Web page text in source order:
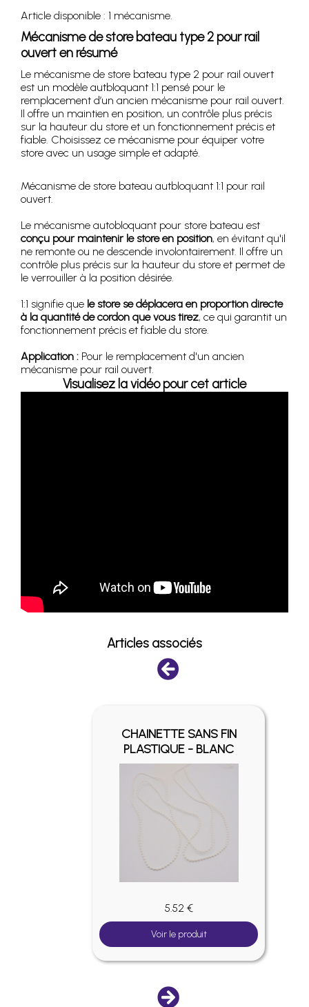
Article disponible : 1 mécanisme.
Mécanisme de store bateau type 2 pour rail
ouvert en résumé
Le mécanisme de store bateau type 2 pour rail ouvert
est un modèle autbloquant 1:1 pensé pour le
remplacement d’un ancien mécanisme pour rail ouvert.
Il offre un maintien en position, un contrôle plus précis
sur la hauteur du store et un fonctionnement précis et
fiable. Choisissez ce mécanisme pour équiper votre
store avec un usage simple et adapté.
Mécanisme de store bateau autbloquant 1:1 pour rail
ouvert.
Le mécanisme autobloquant pour store bateau est
conçu pour maintenir le store en position, en évitant qu'il
ne remonte ou ne descende involontairement. Il offre un
contrôle plus précis sur la hauteur du store et permet de
le verrouiller à la position désirée.
1:1 signifie que le store se déplacera en proportion directe
à la quantité de cordon que vous tirez, ce qui garantit un
fonctionnement précis et fiable du store.
Application : Pour le remplacement d'un ancien
mécanisme pour rail ouvert.
Visualisez la vidéo pour cet article
Articles associés
CHAINETTE SANS FIN
PLASTIQUE - BLANC
5.52 €
Voir le produit